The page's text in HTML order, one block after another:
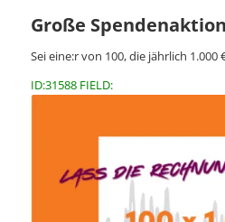
Große
Sei eine:r von 100, die jährlich
ID:31588 FIELD: